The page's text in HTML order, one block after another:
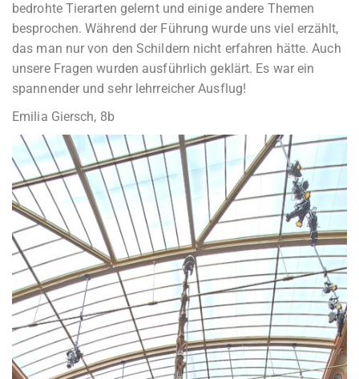
bedrohte Tierarten gelernt und einige andere Themen
besprochen. Während der Führung wurde uns viel erzählt,
das man nur von den Schildern nicht erfahren hätte. Auch
unsere Fragen wurden ausführlich geklärt. Es war ein
spannender und sehr lehrreicher Ausflug!
Emilia Giersch, 8b